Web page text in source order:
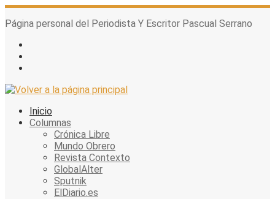
Skip
to
Página personal del Periodista Y Escritor Pascual Serrano
Inicio
Columnas
Crónica Libre
Mundo Obrero
Revista Contexto
GlobalAlter
Sputnik
ElDiario.es